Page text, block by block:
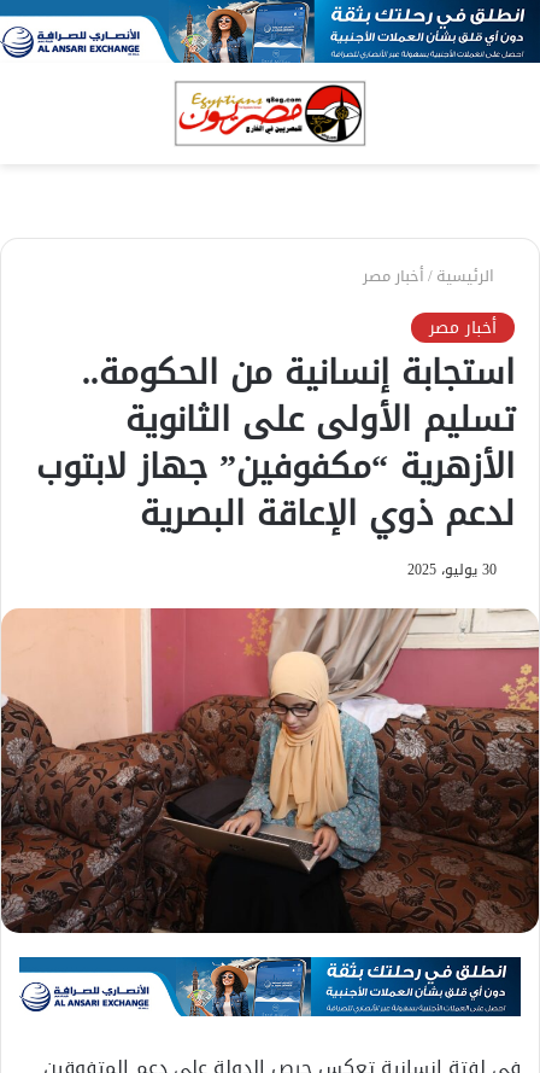
الرئيسية/أخبار مصر
أخبار مصر
استجابة إنسانية من الحكومة..
تسليم الأولى على الثانوية
الأزهرية “مكفوفين” جهاز لابتوب
لدعم ذوي الإعاقة البصرية
30 يوليو، 2025